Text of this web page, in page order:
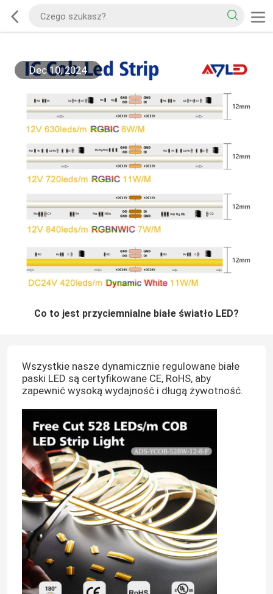
Dec 10, 2024
Co to jest przyciemnialne białe światło LED?
Wszystkie nasze dynamicznie regulowane białe
paski LED są certyfikowane CE, RoHS, aby
zapewnić wysoką wydajność i długą żywotność.